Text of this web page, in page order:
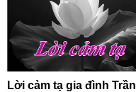
Lời cảm tạ gia đình Trần